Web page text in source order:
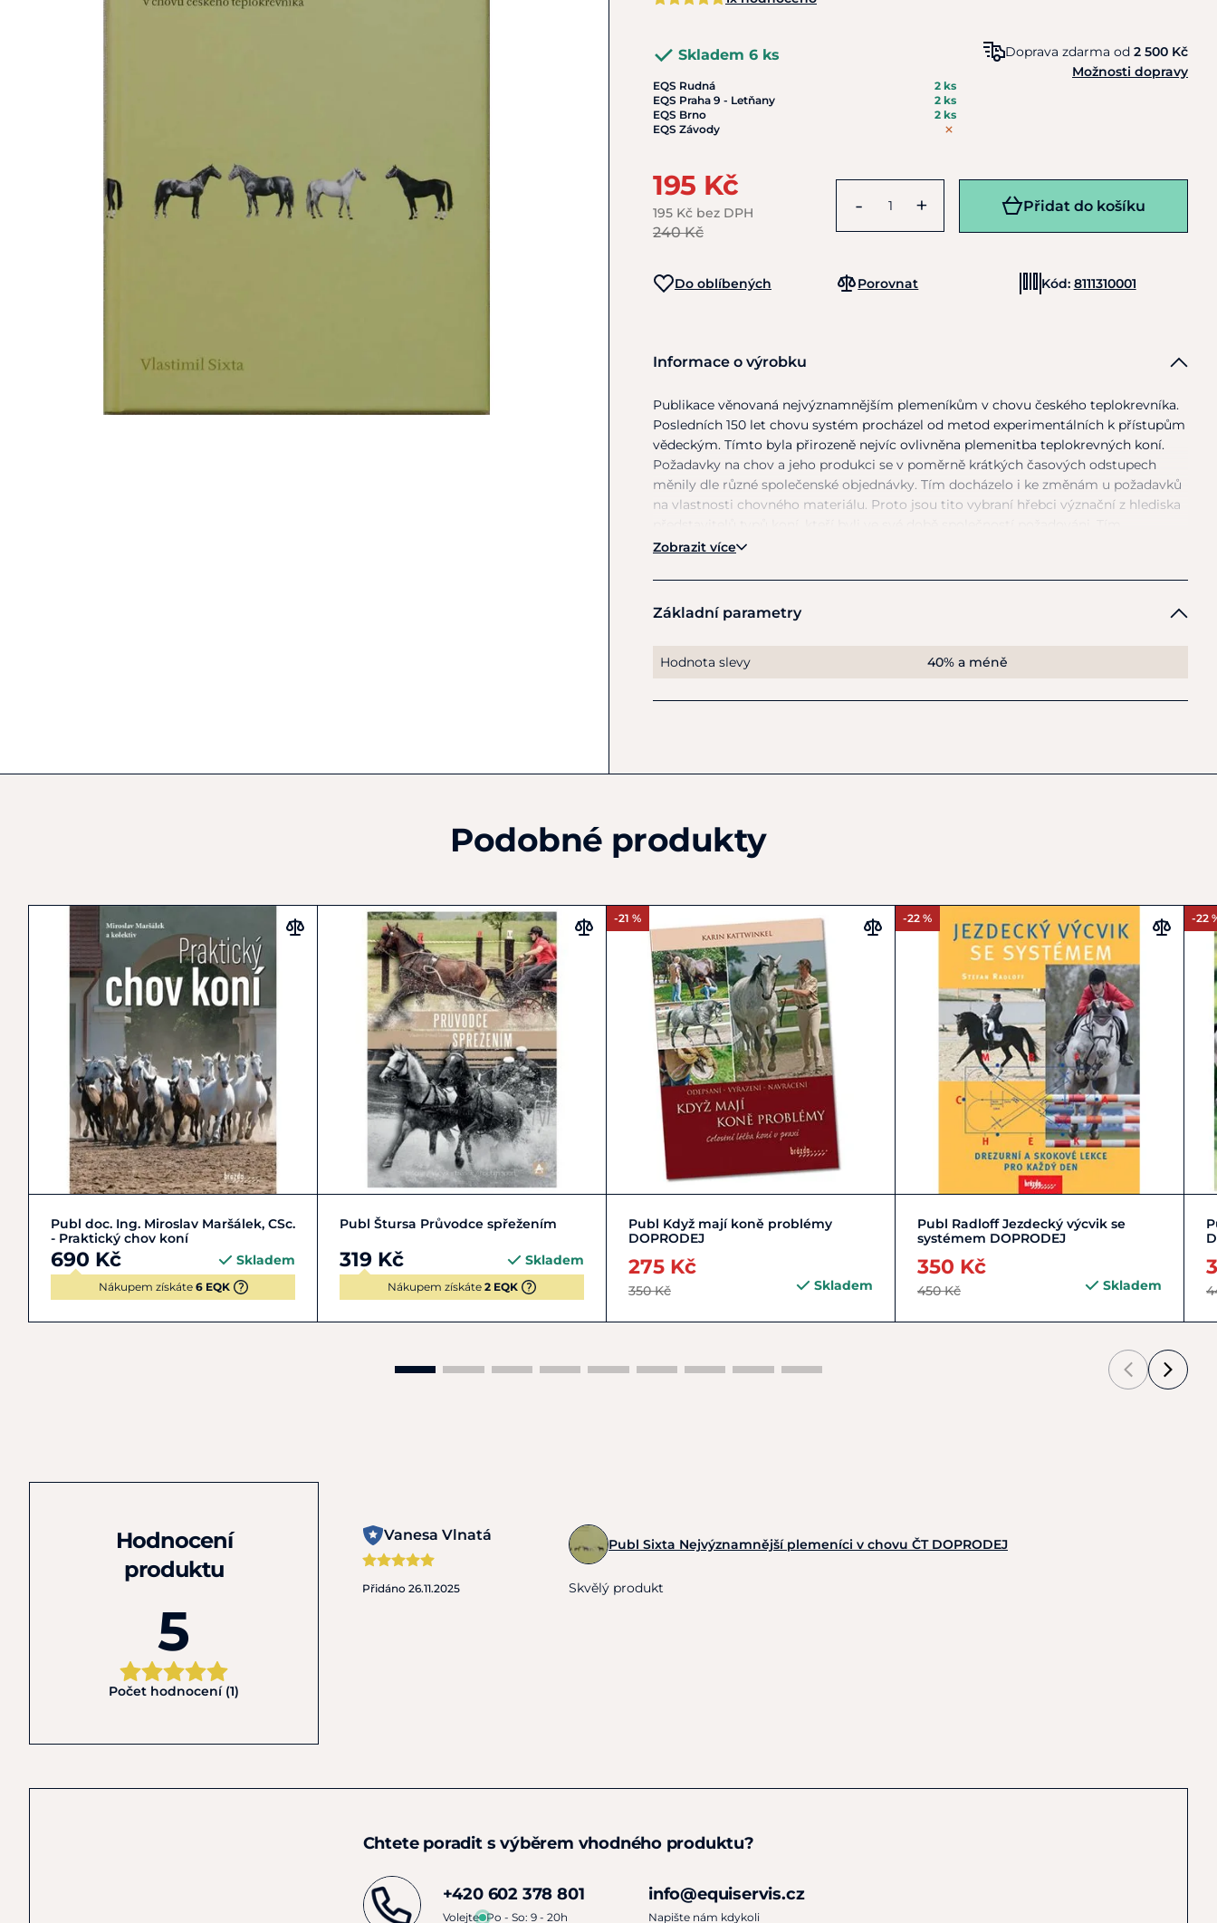
Skladem 6 ks
EQS Rudná
2 ks
EQS Praha 9 - Letňany
2 ks
EQS Brno
2 ks
EQS Závody
Doprava zdarma od 2 500 Kč
Možnosti dopravy
195 Kč
195 Kč bez DPH
240 Kč
- + Přidat do košíku
Do oblíbených Porovnat Kód: 8111310001
Informace o výrobku
Publikace věnovaná nejvýznamnějším plemeníkům v chovu českého teplokrevníka.
Posledních 150 let chovu systém procházel od metod experimentálních k přístupům
vědeckým. Tímto byla přirozeně nejvíc ovlivněna plemenitba teplokrevných koní.
Požadavky na chov a jeho produkci se v poměrně krátkých časových odstupech
měnily dle různé společenské objednávky. Tím docházelo i ke změnám u požadavků
na vlastnosti chovného materiálu. Proto jsou tito vybraní hřebci význační z hlediska
představují jednotlivé etapy chovatelské práce.
Zobrazit více
Základní parametry
Hodnota slevy 40% a méně
Podobné produkty
Do košíku
Publ doc. Ing. Miroslav Maršálek, CSc.
- Praktický chov koní
690 Kč Skladem
Nákupem získáte 6 EQK
Do košíku
Publ Štursa Průvodce spřežením
319 Kč Skladem
Nákupem získáte 2 EQK
-21 %
Do košíku
Publ Když mají koně problémy
DOPRODEJ
275 Kč
350 Kč Skladem
-22 %
Do košíku
Publ Radloff Jezdecký výcvik se
systémem DOPRODEJ
350 Kč
450 Kč Skladem
-22
Hodnocení
produktu
5
Počet hodnocení (1)
Vanesa Vlnatá
Přidáno 26.11.2025
Publ Sixta Nejvýznamnější plemeníci v chovu ČT DOPRODEJ
Skvělý produkt
Chtete poradit s výběrem vhodného produktu?
+420 602 378 801
Volejte Po - So: 9 - 20h
info@equiservis.cz
Napište nám kdykoli